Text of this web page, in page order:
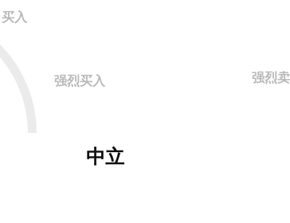
买入
强烈买入
中立
强烈